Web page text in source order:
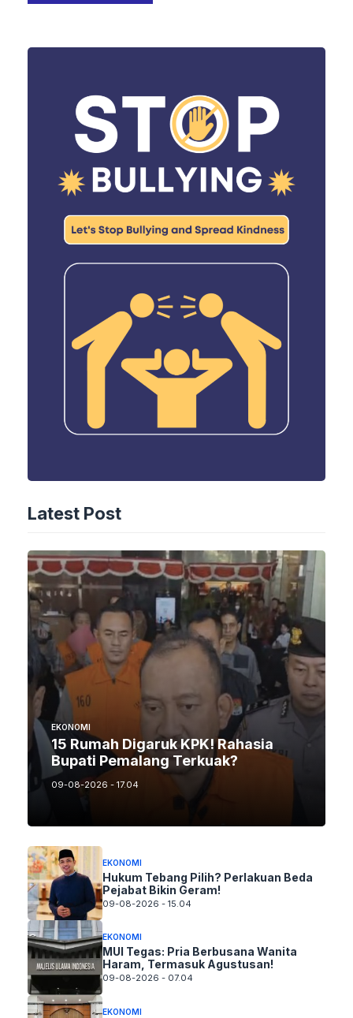
Latest Post
EKONOMI
15 Rumah Digaruk KPK! Rahasia
Bupati Pemalang Terkuak?
09-08-2026 - 17.04
EKONOMI
Hukum Tebang Pilih? Perlakuan Beda
Pejabat Bikin Geram!
09-08-2026 - 15.04
EKONOMI
MUI Tegas: Pria Berbusana Wanita
Haram, Termasuk Agustusan!
09-08-2026 - 07.04
EKONOMI